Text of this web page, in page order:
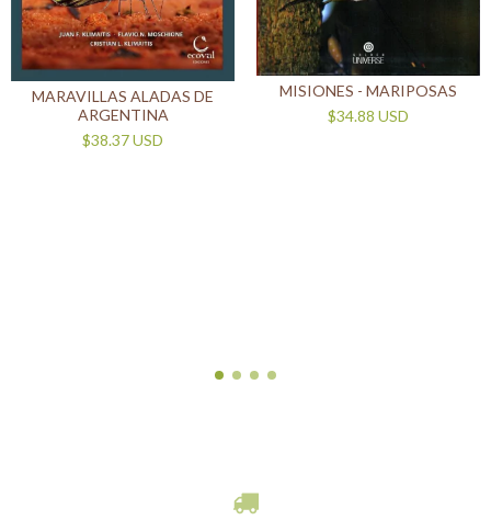
MARAVILLAS ALADAS DE
ARGENTINA
$38.37 USD
MISIONES - MARIPOSAS
$34.88 USD